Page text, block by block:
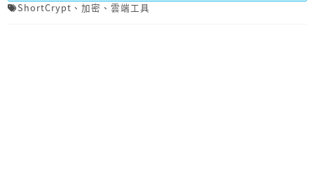
ShortCrypt 、 加密 、 雲端工具